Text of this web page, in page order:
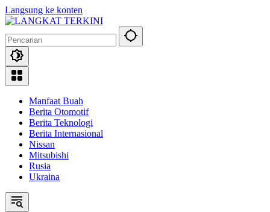
Langsung ke konten
Manfaat Buah
Berita Otomotif
Berita Teknologi
Berita Internasional
Nissan
Mitsubishi
Rusia
Ukraina